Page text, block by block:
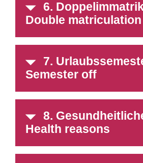
6.
Double matriculation
7.
Semester off
8.
Health reasons